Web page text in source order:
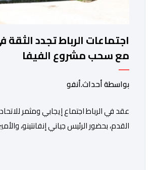
اجتماعات الرباط تجدد الثقة
مع سحب مشروع الفيفا
بواسطة أحداث.أنفو
عقد في الرباط اجتماع إيجابي ومثمر
القدم، بحضور الرئيس جياني إنفانتينو،